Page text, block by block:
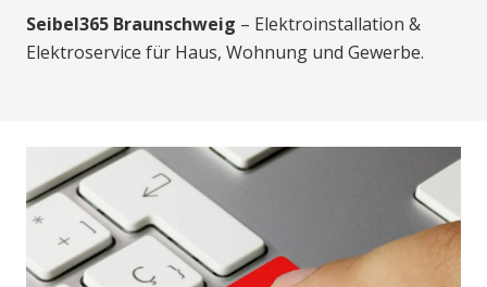
Seibel365 Braunschweig – Elektroinstallation &
Elektroservice für Haus, Wohnung und Gewerbe.